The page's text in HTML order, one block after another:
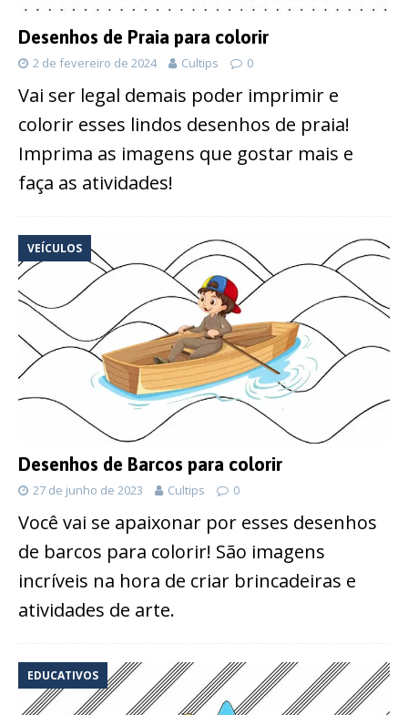
Desenhos de Praia para colorir
2 de fevereiro de 2024 Cultips 0
Vai ser legal demais poder imprimir e
colorir esses lindos desenhos de praia!
Imprima as imagens que gostar mais e
faça as atividades!
VEÍCULOS
Desenhos de Barcos para colorir
27 de junho de 2023 Cultips 0
Você vai se apaixonar por esses desenhos
de barcos para colorir! São imagens
incríveis na hora de criar brincadeiras e
atividades de arte.
EDUCATIVOS